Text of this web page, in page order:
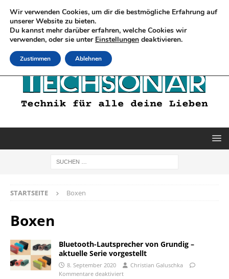
STARTSEITE Boxen
Boxen
Bluetooth-Lautsprecher von Grundig –
aktuelle Serie vorgestellt
8. September 2020
Christian Galuschka
Kommentare deaktiviert
Wir verwenden Cookies, um dir die bestmögliche Erfahrung auf
unserer Website zu bieten.
Du kannst mehr darüber erfahren, welche Cookies wir
verwenden, oder sie unter Einstellungen deaktivieren.
Zustimmen Ablehnen